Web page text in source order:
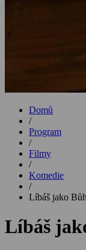
Domů
/
Program
/
Filmy
/
Komedie
/
Líbáš jako Bůh
Líbáš